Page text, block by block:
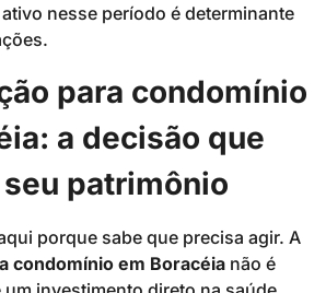
nesse período é determinante
para condomínio
a decisão que
patrimônio
porque sabe que precisa agir. A
condomínio em Boracéia não é